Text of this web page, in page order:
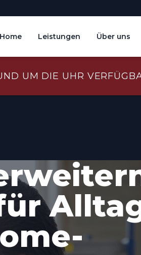
Home Leistungen Über uns
UM DIE UHR